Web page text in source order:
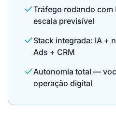
Tráfego rodando com
escala previsível
Stack integrada: IA +
Ads + CRM
Autonomia total —
operação digital